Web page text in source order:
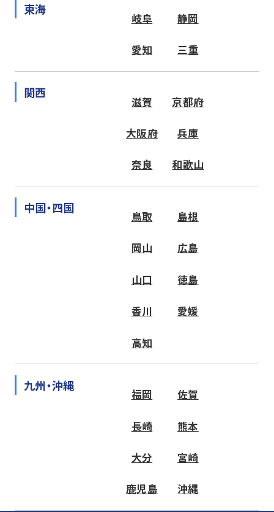
東海
岐阜 静岡
愛知 三重
関西
滋賀 京都府
大阪府 兵庫
奈良 和歌山
中国・四国
鳥取 島根
岡山 広島
山口 徳島
香川 愛媛
高知
九州・沖縄
福岡 佐賀
長崎 熊本
大分 宮崎
鹿児島 沖縄